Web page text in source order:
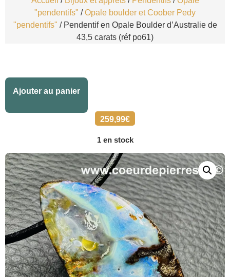
"pendentifs" /Opale boulder et Coober Pedy
"pendentifs" / Pendentif en Opale Boulder d’Australie de
43,5 carats (réf po61)
259,99€
1 en stock
Ajouter au panier